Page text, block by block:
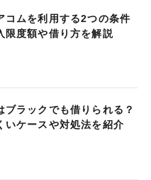
コムを利用する2つの条件
限度額や借り方を解説
ブラックでも借りられる？
いケースや対処法を紹介